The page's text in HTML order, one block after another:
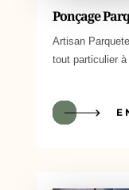
Ponçage
Artisan
tout particulier